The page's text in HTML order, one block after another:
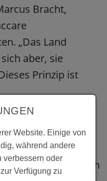
Bracht,
„Das Land
aber, sie
Prinzip ist
das Bündnis
man nicht durch
Website. Einige von
während andere
verbessern oder
Verfügung zu